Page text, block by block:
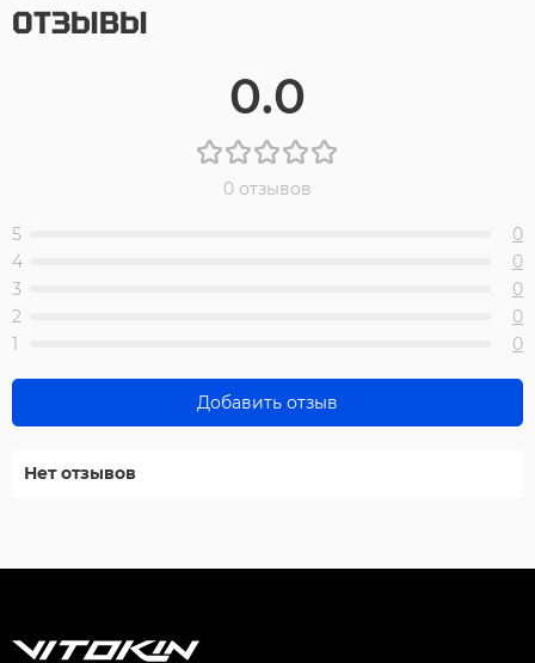
ОТЗЫВЫ
0.0
0 отзывов
5
0
4
0
3
0
2
0
1
0
Добавить отзыв
Нет отзывов